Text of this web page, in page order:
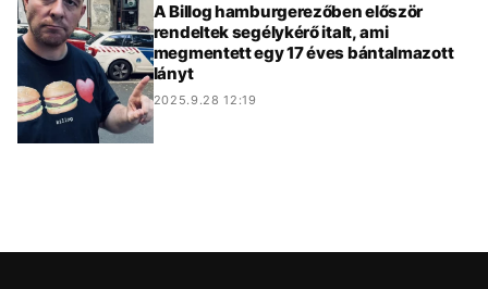
A Billog hamburgerezőben először
rendeltek segélykérő italt, ami
megmentett egy 17 éves bántalmazott
lányt
2025.9.28 12:19